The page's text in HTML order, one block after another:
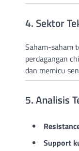
4. Sektor
Saham-saham
perdagangan
dan memicu
5. Analisis
Support